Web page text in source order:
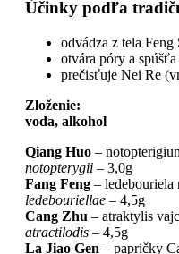
Účinky podľa
odvádza z tela
otvára póry a
prečisťuje Nei Re
Zloženie:
voda, alkohol
Qiang Huo –
notopterygii – 3,0g
Fang Feng – ledebouriela
ledebouriellae – 4,5g
Cang Zhu – atraktylis
atractilodis – 4,5g
La Jiao Gen – papričky